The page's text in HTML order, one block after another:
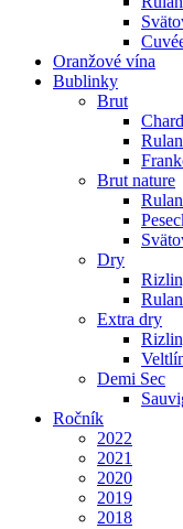
Oranžové vína
Bublinky
Brut
Brut nature
Dry
Extra dry
Demi Sec
Ročník
2022
2021
2020
2019
2018